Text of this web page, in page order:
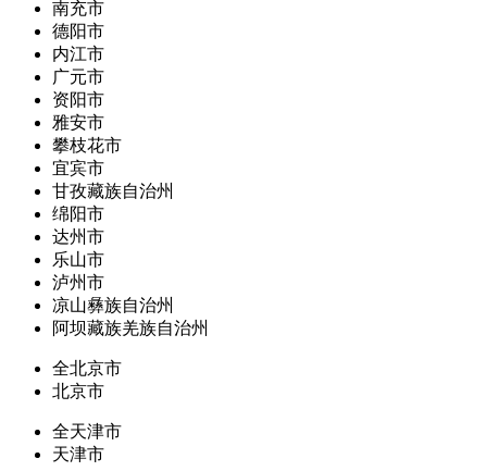
南充市
德阳市
内江市
广元市
资阳市
雅安市
攀枝花市
宜宾市
甘孜藏族自治州
绵阳市
达州市
乐山市
泸州市
凉山彝族自治州
阿坝藏族羌族自治州
全北京市
北京市
全天津市
天津市